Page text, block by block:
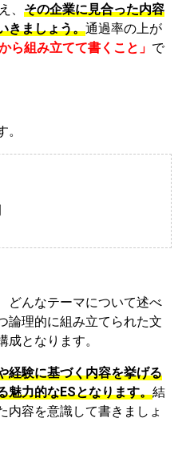
、 その企業に見合った内容
きましょう。通過率の上が
ら組み立てて書くこと」 で
どんなテーマについて述べ
論理的に組み立てられた文
となります。
経験に基づく内容を挙げる
魅力的なESとなります。結
内容を意識して書きましょ